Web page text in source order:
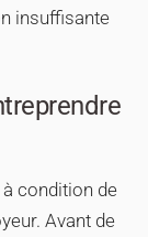
insuffisante
condition de
Avant de